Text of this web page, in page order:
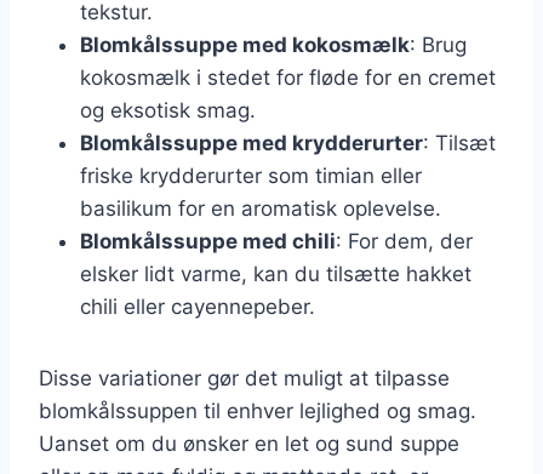
tekstur.
Blomkålssuppe med kokosmælk: Brug
kokosmælk i stedet for fløde for en cremet
og eksotisk smag.
Blomkålssuppe med krydderurter: Tilsæt
friske krydderurter som timian eller
basilikum for en aromatisk oplevelse.
Blomkålssuppe med chili: For dem, der
elsker lidt varme, kan du tilsætte hakket
chili eller cayennepeber.
Disse variationer gør det muligt at tilpasse
blomkålssuppen til enhver lejlighed og smag.
Uanset om du ønsker en let og sund suppe